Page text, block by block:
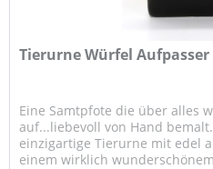
Tierurne Würfel Aufpasser
Eine Samtpfote die über alles
auf...liebevoll von Hand
einzigartige Tierurne mit edel
einem wirklich